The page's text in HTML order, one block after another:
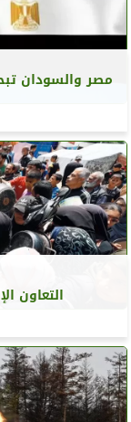
مصر والسودان
التعاون